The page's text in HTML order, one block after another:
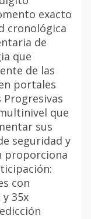
exacto
cronológica
de
que
de las
portales
que
sus
seguridad y
proporciona
con
35x